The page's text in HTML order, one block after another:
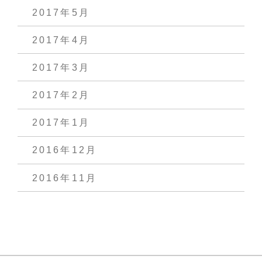
2017年5月
2017年4月
2017年3月
2017年2月
2017年1月
2016年12月
2016年11月